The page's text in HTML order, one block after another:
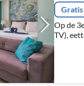
Gratis
Op de
TV),